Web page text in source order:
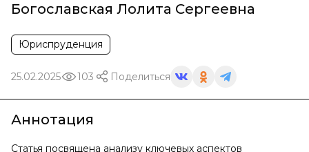
Богославская Лолита Сергеевна
Юриспруденция
25.02.2025 103 Поделиться
Аннотация
Статья посвящена анализу ключевых аспектов